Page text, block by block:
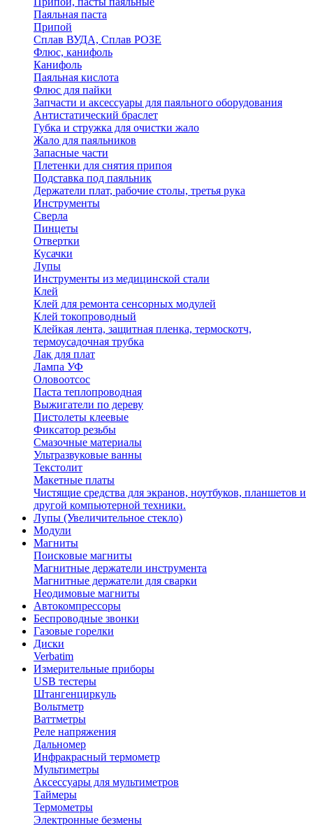
Паяльная паста
Припой
Сплав ВУДА, Сплав РОЗЕ
Флюс, канифоль
Канифоль
Паяльная кислота
Флюс для пайки
Запчасти и аксессуары для паяльного оборудования
Антистатический браслет
Губка и стружка для очистки жало
Жало для паяльников
Запасные части
Плетенки для снятия припоя
Подставка под паяльник
Держатели плат, рабочие столы, третья рука
Инструменты
Сверла
Пинцеты
Отвертки
Кусачки
Лупы
Инструменты из медицинской стали
Клей
Клей для ремонта сенсорных модулей
Клей токопроводный
Клейкая лента, защитная пленка, термоскотч,
термоусадочная трубка
Лак для плат
Лампа УФ
Оловоотсос
Паста теплопроводная
Выжигатели по дереву
Пистолеты клеевые
Фиксатор резьбы
Смазочные материалы
Ультразвуковые ванны
Текстолит
Макетные платы
Чистящие средства для экранов, ноутбуков, планшетов и
другой компьютерной техники.
Лупы (Увеличительное стекло)
Модули
Магниты
Поисковые магниты
Магнитные держатели инструмента
Магнитные держатели для сварки
Неодимовые магниты
Автокомпрессоры
Беспроводные звонки
Газовые горелки
Диски
Verbatim
Измерительные приборы
USB тестеры
Штангенциркуль
Вольтметр
Ваттметры
Реле напряжения
Дальномер
Инфракрасный термометр
Мультиметры
Аксессуары для мультиметров
Таймеры
Термометры
Электронные безмены